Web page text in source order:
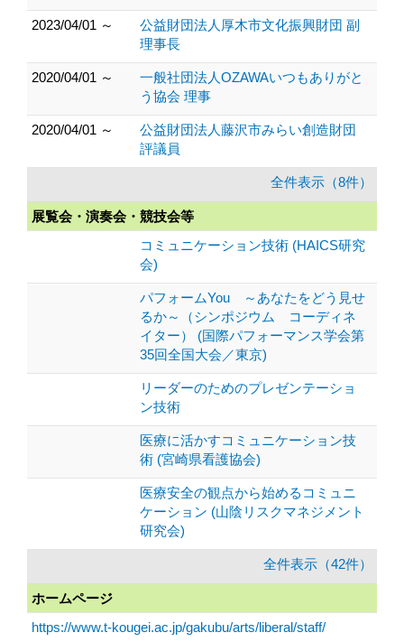
2023/04/01 ～
公益財団法人厚木市文化振興財団 副
理事長
2020/04/01 ～
一般社団法人OZAWAいつもありがと
う協会 理事
2020/04/01 ～
公益財団法人藤沢市みらい創造財団
評議員
全件表示（8件）
展覧会・演奏会・競技会等
コミュニケーション技術 (HAICS研究
会)
パフォームYou ～あなたをどう見せ
るか～（シンポジウム コーディネ
イター） (国際パフォーマンス学会第
35回全国大会／東京)
リーダーのためのプレゼンテーショ
ン技術
医療に活かすコミュニケーション技
術 (宮崎県看護協会)
医療安全の観点から始めるコミュニ
ケーション (山陰リスクマネジメント
研究会)
全件表示（42件）
ホームページ
https://www.t-kougei.ac.jp/gakubu/arts/liberal/staff/